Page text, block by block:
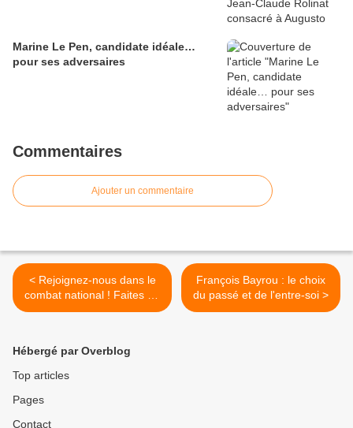
Marine Le Pen, candidate idéale…
pour ses adversaires
Commentaires
Ajouter un commentaire
< Rejoignez-nous dans le
combat national ! Faites un
don au Parti de la France !
François Bayrou : le choix
du passé et de l'entre-soi >
Hébergé par Overblog
Top articles
Pages
Contact